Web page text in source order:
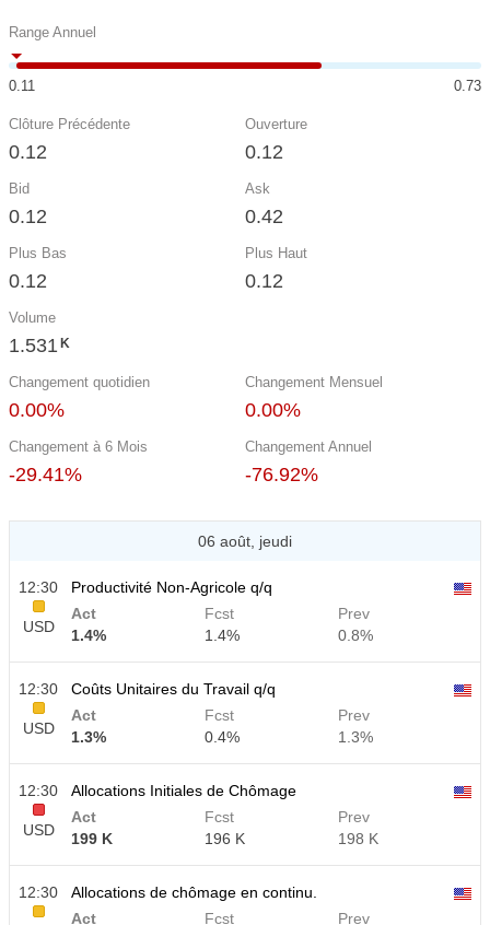
Range Annuel
0.11 0.73
Clôture Précédente
0.12
Ouverture
0.12
Bid
0.12
Ask
0.42
Plus Bas
0.12
Plus Haut
0.12
Volume
1.531 K
Changement quotidien
0.00%
Changement Mensuel
0.00%
Changement à 6 Mois
-29.41%
Changement Annuel
-76.92%
06 août, jeudi
12:30
USD
Productivité Non-Agricole q/q
Act
1.4%
Fcst
1.4%
Prev
0.8%
12:30
USD
Coûts Unitaires du Travail q/q
Act
1.3%
Fcst
0.4%
Prev
1.3%
12:30
USD
Allocations Initiales de Chômage
Act
199 K
Fcst
196 K
Prev
198 K
12:30
Allocations de chômage en continu.
Act
Fcst Prev